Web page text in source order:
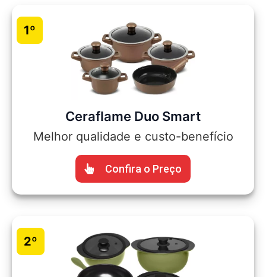
1º
Ceraflame Duo Smart
Melhor qualidade e custo-benefício
Confira o Preço
2º